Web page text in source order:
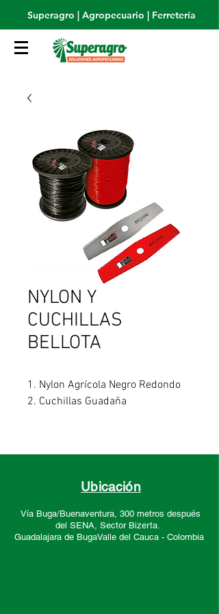
Superagro | Agropecuario | Ferretería
NYLON Y
CUCHILLAS
BELLOTA
1. Nylon Agrícola Negro Redondo
2. Cuchillas Guadaña
Ubicación
Vía Buga/Buenaventura, 300 metros después
del SENA, Sector Bizerta.
Guadalajara de BugaValle del Cauca - Colombia